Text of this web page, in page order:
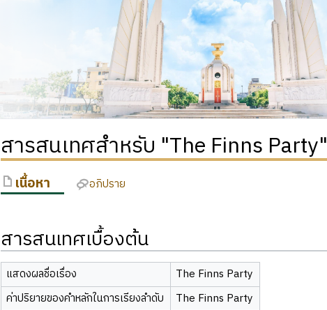
สารสนเทศสำหรับ "The Finns Party"
เนื้อหา อภิปราย
สารสนเทศเบื้องต้น
แสดงผลชื่อเรื่อง
The Finns Party
ค่าปริยายของคำหลักในการเรียงลำดับ
The Finns Party